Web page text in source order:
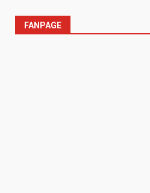
FANPAGE